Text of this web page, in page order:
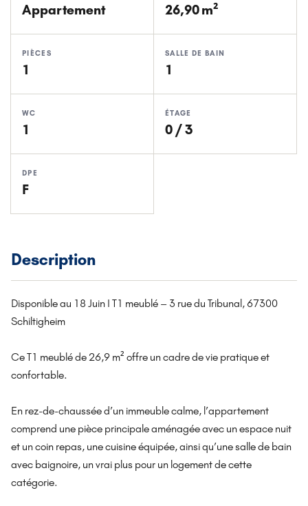
Appartement 26,90 m²
PIÈCES
1
SALLE DE BAIN
1
WC
1
ÉTAGE
0 / 3
DPE
F
Description
Disponible au 18 Juin I T1 meublé – 3 rue du Tribunal, 67300
Schiltigheim
Ce T1 meublé de 26,9 m² offre un cadre de vie pratique et
confortable.
En rez-de-chaussée d’un immeuble calme, l’appartement
comprend une pièce principale aménagée avec un espace nuit
et un coin repas, une cuisine équipée, ainsi qu’une salle de bain
avec baignoire, un vrai plus pour un logement de cette
catégorie.